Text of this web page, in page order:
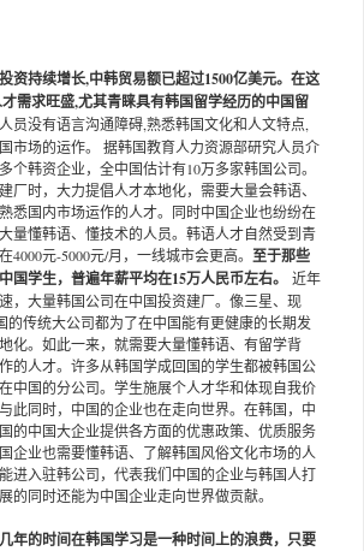
资持续增长,中韩贸易额已超过1500亿美元。在这
需求旺盛,尤其青睐具有韩国留学经历的中国留
员没有语言沟通障碍,熟悉韩国文化和人文特点,
市场的运作。 据韩国教育人力资源部研究人员介
个韩资企业，全中国估计有10万多家韩国公司。
厂时，大力提倡人才本地化，需要大量会韩语、
悉国内市场运作的人才。同时中国企业也纷纷在
量懂韩语、懂技术的人员。韩语人才自然受到青
4000元-5000元/月，一线城市会更高。 至于那些
国学生，普遍年薪平均在15万人民币左右。
近年
，大量韩国公司在中国投资建厂。像三星、现
的传统大公司都为了在中国能有更健康的长期发
化。如此一来，就需要大量懂韩语、有留学背
的人才。许多从韩国学成回国的学生都被韩国公
中国的分公司。学生施展个人才华和体现自我价
此同时，中国的企业也在走向世界。在韩国，中
的中国大企业提供各方面的优惠政策、优质服务
企业也需要懂韩语、了解韩国风俗文化市场的人
进入驻韩公司，代表我们中国的企业与韩国人打
的同时还能为中国企业走向世界做贡献。
年的时间在韩国学习是一种时间上的浪费，只要